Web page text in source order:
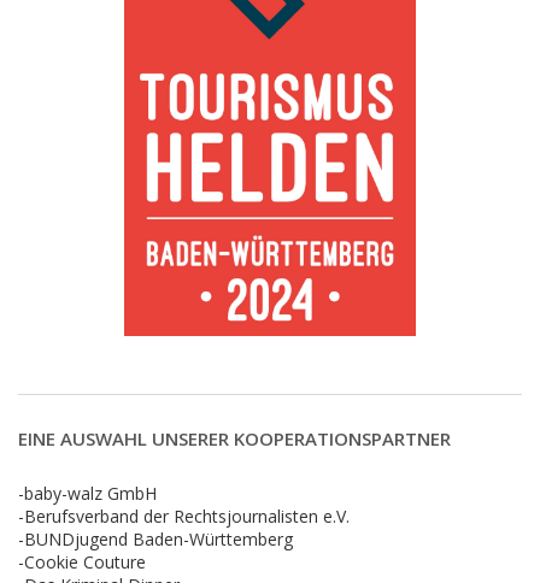
EINE AUSWAHL UNSERER KOOPERATIONSPARTNER
-baby-walz GmbH
-Berufsverband der Rechtsjournalisten e.V.
-BUNDjugend Baden-Württemberg
-Cookie Couture